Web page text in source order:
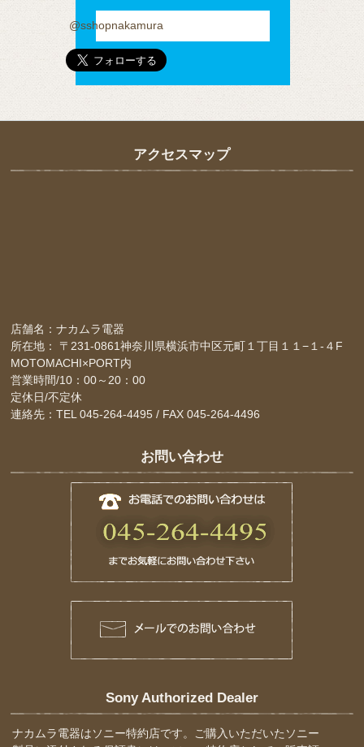
@sshopnakamura
アクセスマップ
店舗名：ナカムラ電器
所在地： 〒231-0861神奈川県横浜市中区元町１丁目１１−１-４F
MOTOMACHI×PORT内
営業時間/10：00～20：00
定休日/不定休
連絡先：TEL 045-264-4495 / FAX 045-264-4496
お問い合わせ
Sony Authorized Dealer
ナカムラ電器はソニー特約店です。ご購入いただいたソニー